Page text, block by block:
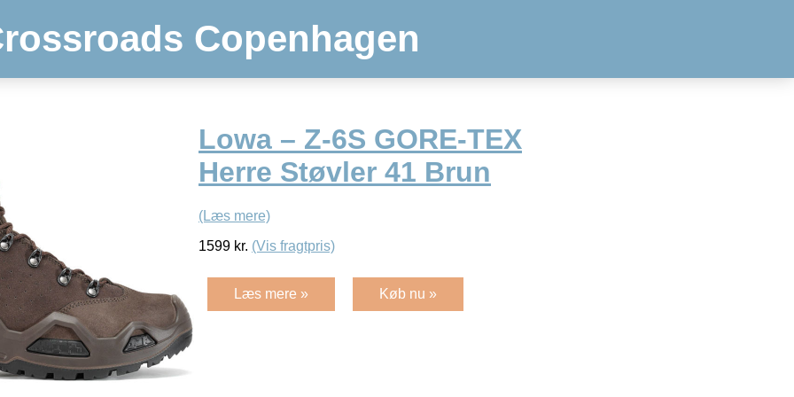
Copenhagen
Lowa – Z-6S GORE-TEX
Herre Støvler 41 Brun
(Læs mere)
1599 kr. (Vis fragtpris)
Læs mere » Køb nu »